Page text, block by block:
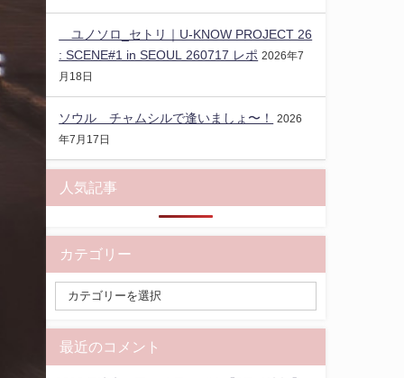
ユノソロ_セトリ｜U-KNOW PROJECT 26
: SCENE#1 in SEOUL 260717 レポ 2026年7
月18日
ソウル チャムシルで逢いましょ〜！
2026
年7月17日
人気記事
カテゴリー
最近のコメント